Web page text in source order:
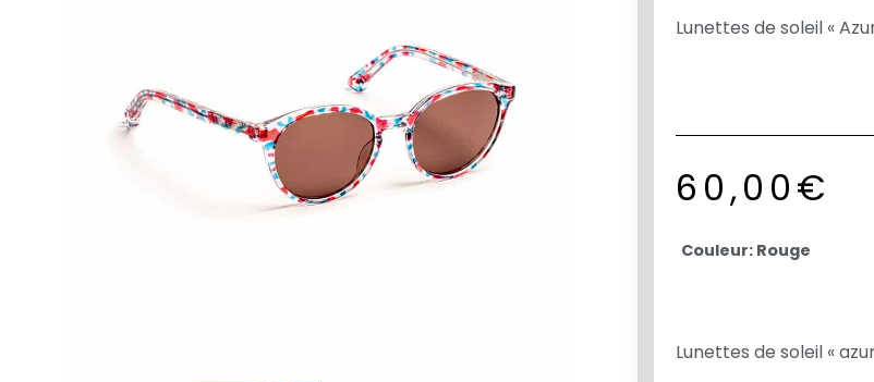
Lunettes de soleil «
60,00€
Couleur: Rouge
Lunettes de soleil «